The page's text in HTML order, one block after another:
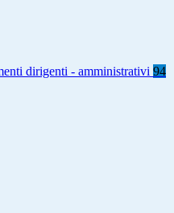
dirigenti - amministrativi 94